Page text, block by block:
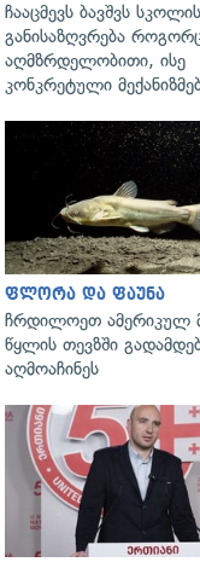
გადახედვა
ჩააცმევს ბავშვს
განისაზღვრება
აღმზრდელობითი, ისე
კონკრეტული
ფლორა და ფაუნა
ჩრდილოეთ ამერიკულ
წყლის თევზში
აღმოაჩინეს